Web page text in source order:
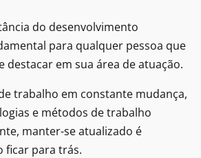
do desenvolvimento
para qualquer pessoa que
destacar em sua área de atuação.
trabalho em constante mudança,
e métodos de trabalho
manter-se atualizado é
ficar para trás.